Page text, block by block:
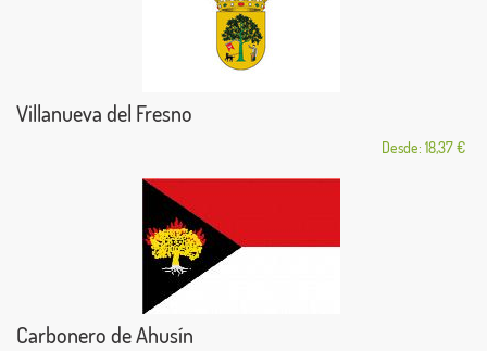
Villanueva del Fresno
Desde: 18,37 €
Carbonero de Ahusín